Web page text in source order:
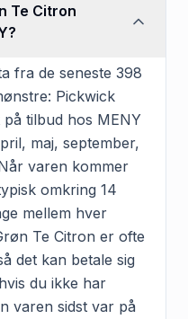
Te Citron
fra de seneste 398
Pickwick
tilbud hos MENY
maj, september,
varen kommer
omkring 14
mellem hver
Te Citron er ofte
det kan betale sig
du ikke har
varen sidst var på